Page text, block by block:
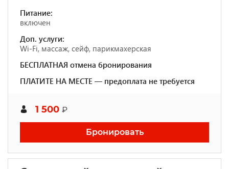
Питание:
включен
Доп. услуги:
Wi-Fi, массаж, сейф, парикмахерская
БЕСПЛАТНАЯ отмена бронирования
ПЛАТИТЕ НА МЕСТЕ — предоплата не требуется
1 500 ₽
Бронировать